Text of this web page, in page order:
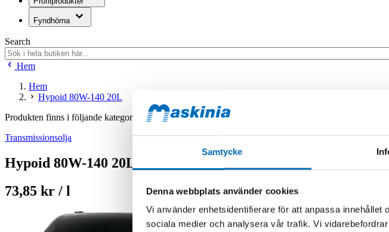
Samtycke
Denna webbplats använder cookies
Vi använder enhetsidentifierare för att anpassa
sociala medier och analysera vår trafik. Vi
Fyndhörna
Search
Hem
Hem
Hypoid 80W-140 20L
Produkten finns i följande kategorier:
Transmissionsolja
Hypoid 80W-140 20L
73,85 kr / l